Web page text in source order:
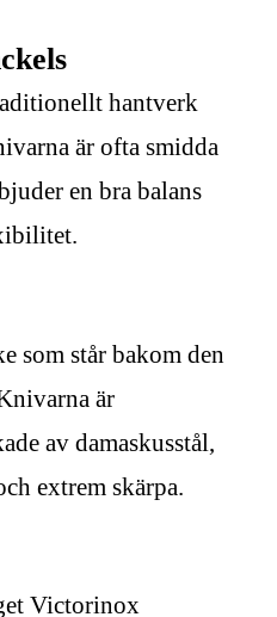
hantverk
är ofta smidda
en bra balans
som står bakom den
är
av damaskusstål,
extrem skärpa.
Victorinox